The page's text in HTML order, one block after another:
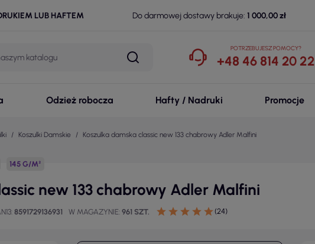
LUB HAFTEM Do darmowej dostawy brakuje: 1 000,00 zł
POTRZEBUJESZ POMOCY?
+48 46 814 20 22
Odzież robocza Hafty / Nadruki Promocje
Koszulki Damskie Koszulka damska classic new 133 chabrowy Adler Malfini
145 G/M²
new 133 chabrowy Adler Malfini
8591729136931 W MAGAZYNIE 961 SZT. (24)